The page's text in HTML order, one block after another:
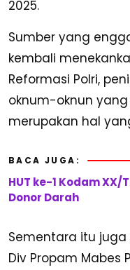
2025.
Sumber yang
kembali
Reformasi Polri,
oknum-oknun
merupakan hal
BACA JUGA:
HUT ke-1 Kodam XX/
Donor Darah
Sementara itu
Div Propam Mabes